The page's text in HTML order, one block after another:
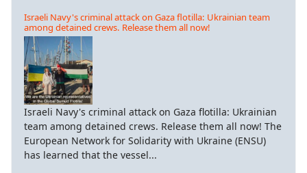
Israeli Navy's criminal attack on Gaza flotilla: Ukrainian team
among detained crews. Release them all now!
Israeli Navy's criminal attack on Gaza flotilla: Ukrainian
team among detained crews. Release them all now! The
European Network for Solidarity with Ukraine (ENSU)
has learned that the vessel...